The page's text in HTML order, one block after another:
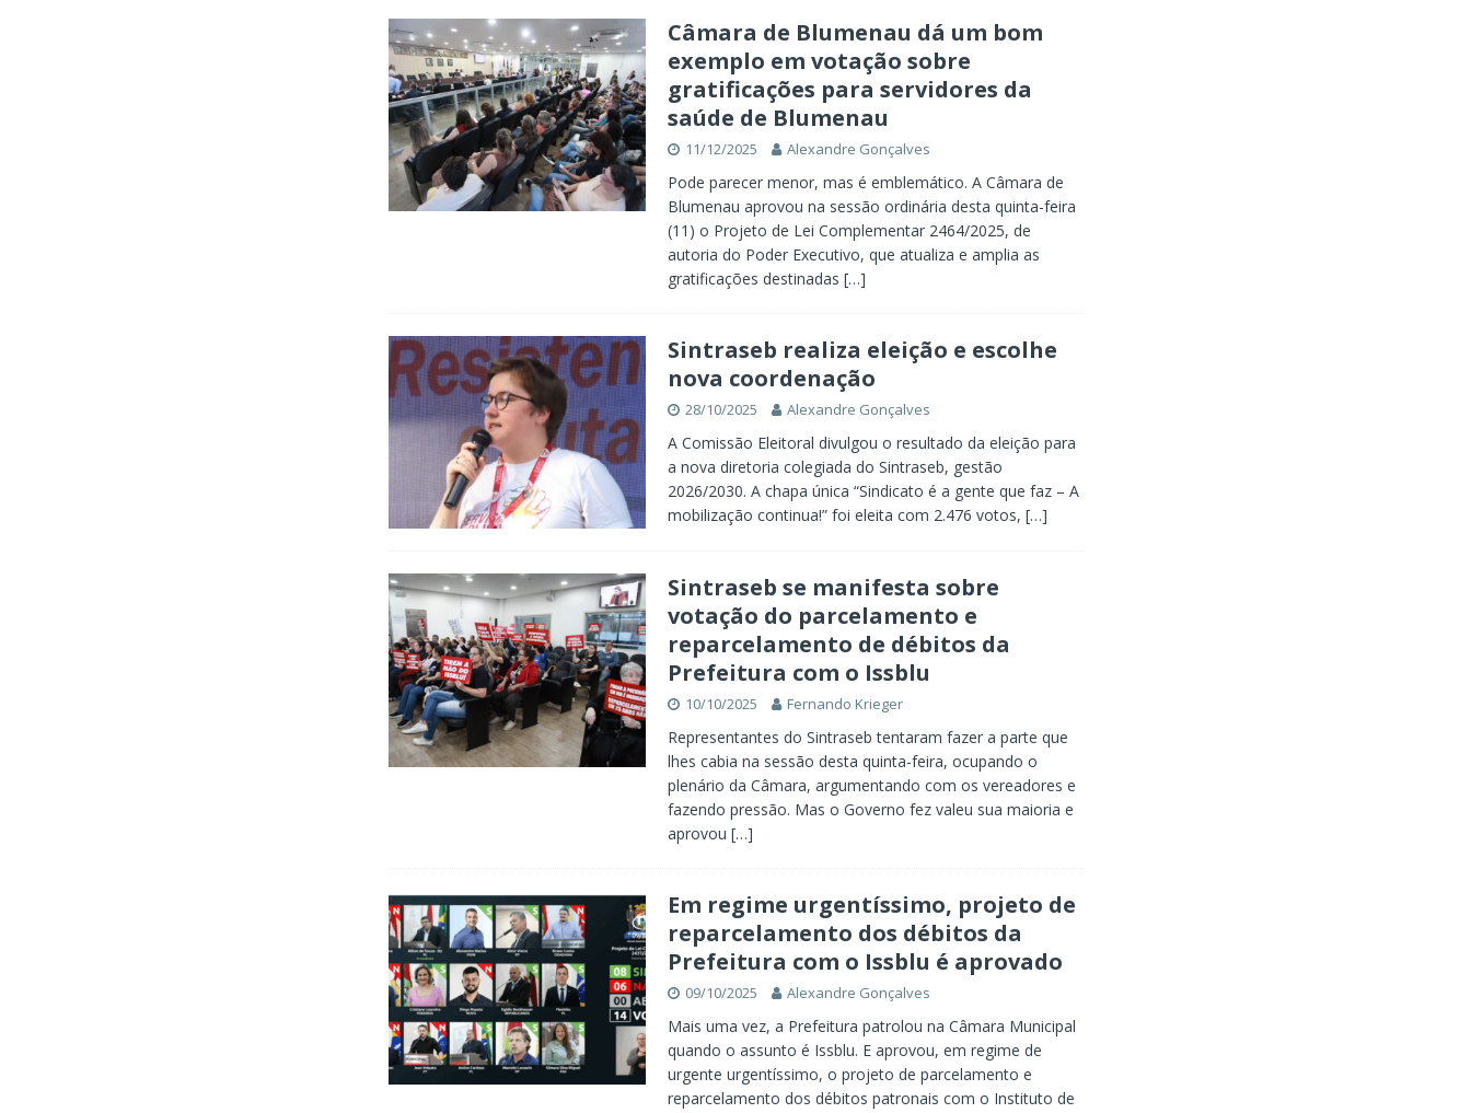
Câmara de Blumenau dá um bom
exemplo em votação sobre
gratificações para servidores da
saúde de Blumenau
11/12/2025 Alexandre Gonçalves
Pode parecer menor, mas é emblemático. A Câmara de
Blumenau aprovou na sessão ordinária desta quinta-feira
(11) o Projeto de Lei Complementar 2464/2025, de
autoria do Poder Executivo, que atualiza e amplia as
gratificações destinadas […]
Sintraseb realiza eleição e escolhe
nova coordenação
28/10/2025 Alexandre Gonçalves
A Comissão Eleitoral divulgou o resultado da eleição para
a nova diretoria colegiada do Sintraseb, gestão
2026/2030. A chapa única “Sindicato é a gente que faz – A
mobilização continua!” foi eleita com 2.476 votos, […]
Sintraseb se manifesta sobre
votação do parcelamento e
reparcelamento de débitos da
Prefeitura com o Issblu
10/10/2025 Fernando Krieger
Representantes do Sintraseb tentaram fazer a parte que
lhes cabia na sessão desta quinta-feira, ocupando o
plenário da Câmara, argumentando com os vereadores e
fazendo pressão. Mas o Governo fez valeu sua maioria e
aprovou […]
Em regime urgentíssimo, projeto de
reparcelamento dos débitos da
Prefeitura com o Issblu é aprovado
09/10/2025 Alexandre Gonçalves
Mais uma vez, a Prefeitura patrolou na Câmara Municipal
quando o assunto é Issblu. E aprovou, em regime de
urgente urgentíssimo, o projeto de parcelamento e
reparcelamento dos débitos patronais com o Instituto de